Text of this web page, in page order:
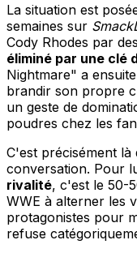
La situation est
semaines sur
Cody Rhodes par
éliminé par une clé
Nightmare" a
brandir son propre
un geste de
poudres chez les
C'est précisément
conversation. Pour
rivalité, c'est le 50-
WWE à alterner les
protagonistes pour
refuse